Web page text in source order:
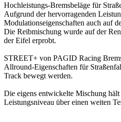
Hochleistungs-Bremsbeläge für
Aufgrund der hervorragenden
Modulationseigenschaften auch auf
Die Reibmischung wurde auf der
der Eifel erprobt.
STREET+ von PAGID Racing
Allround-Eigenschaften für
Track bewegt werden.
Die eigens entwickelte Mischung hält
Leistungsniveau über einen weiten